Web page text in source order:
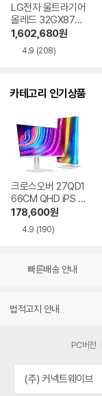
LG전자 울트라기어
올레드 32GX870
A
1,602,680원
4.9 (208)
카테고리 인기상품
크로스오버 27QD1
66CM QHD iPS U
SB-C 화이트 Ai 멀
178,600원
4.9 (190)
빠른배송 안내
법적고지 안내
PC버전
(주) 커넥트웨이브